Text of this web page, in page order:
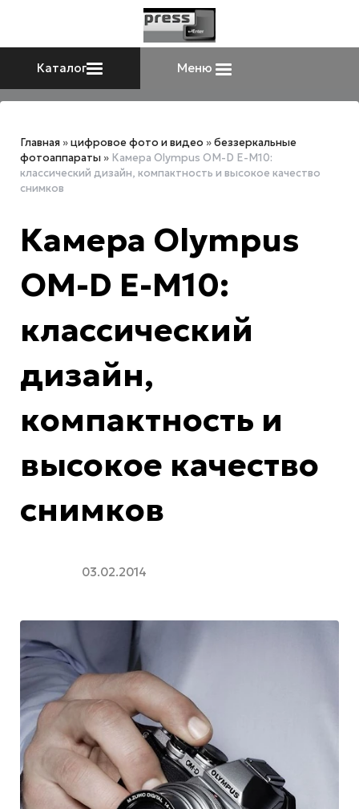
Каталог Меню
Главная »цифровое фото и видео »беззеркальные
фотоаппараты » Камера Olympus OM-D E-M10:
классический дизайн, компактность и высокое качество
снимков
Камера Olympus
OM-D E-M10:
классический
дизайн,
компактность и
высокое качество
снимков
03.02.2014